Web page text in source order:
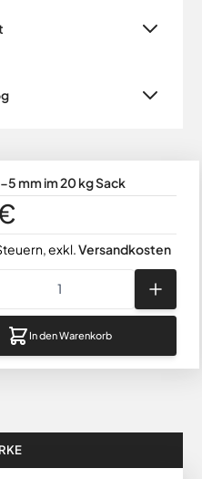
5 mm im 20 kg Sack
,exkl.Versandkosten
In den Warenkorb